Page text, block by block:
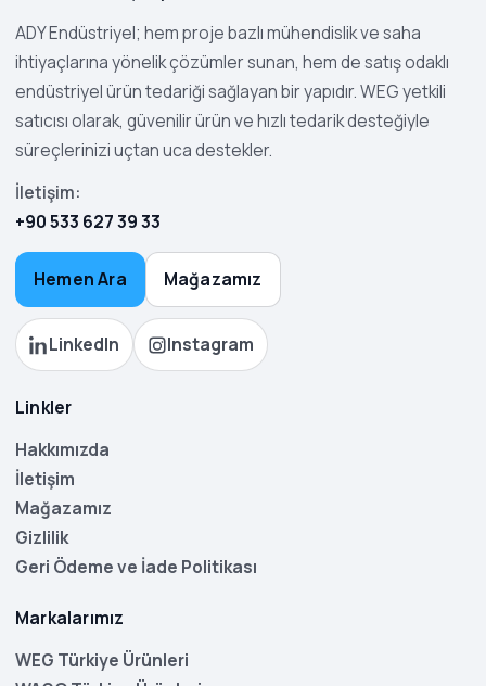
ADY Endüstriyel; hem proje bazlı mühendislik ve saha
ihtiyaçlarına yönelik çözümler sunan, hem de satış odaklı
endüstriyel ürün tedariği sağlayan bir yapıdır. WEG yetkili
satıcısı olarak, güvenilir ürün ve hızlı tedarik desteğiyle
süreçlerinizi uçtan uca destekler.
İletişim:
+90 533 627 39 33
Hemen Ara Mağazamız
LinkedIn Instagram
Linkler
Hakkımızda
İletişim
Mağazamız
Gizlilik
Geri Ödeme ve İade Politikası
Markalarımız
WEG Türkiye Ürünleri